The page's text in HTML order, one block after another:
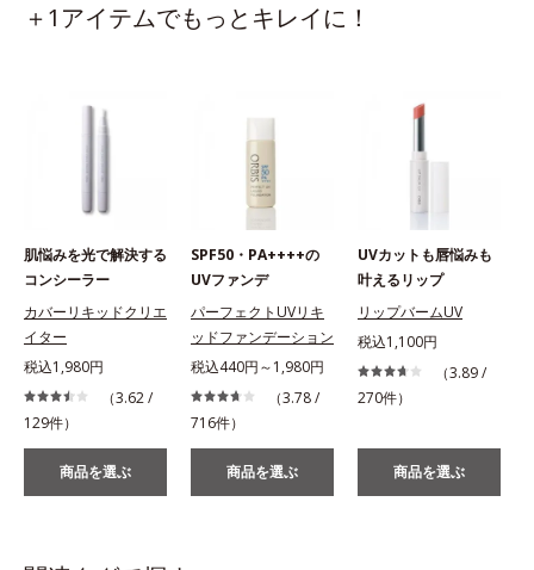
＋1アイテムでもっとキレイに！
肌悩みを光で解決する
コンシーラー
カバーリキッドクリエ
イター
税込1,980円
（3.62 /
129件）
商品を選ぶ
SPF50・PA++++の
UVファンデ
パーフェクトUVリキ
ッドファンデーション
税込440円～1,980円
（3.78 /
716件）
商品を選ぶ
UVカットも唇悩みも
叶えるリップ
リップバームUV
税込1,100円
（3.89 /
270件）
商品を選ぶ